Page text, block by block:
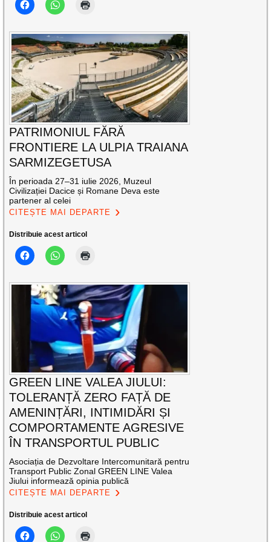
PATRIMONIUL FĂRĂ
FRONTIERE LA ULPIA TRAIANA
SARMIZEGETUSA
În perioada 27–31 iulie 2026, Muzeul
Civilizației Dacice și Romane Deva este
partener al celei
CITEȘTE MAI DEPARTE
Distribuie acest articol
GREEN LINE VALEA JIULUI:
TOLERANȚĂ ZERO FAȚĂ DE
AMENINȚĂRI, INTIMIDĂRI ȘI
COMPORTAMENTE AGRESIVE
ÎN TRANSPORTUL PUBLIC
Asociația de Dezvoltare Intercomunitară pentru
Transport Public Zonal GREEN LINE Valea
Jiului informează opinia publică
CITEȘTE MAI DEPARTE
Distribuie acest articol